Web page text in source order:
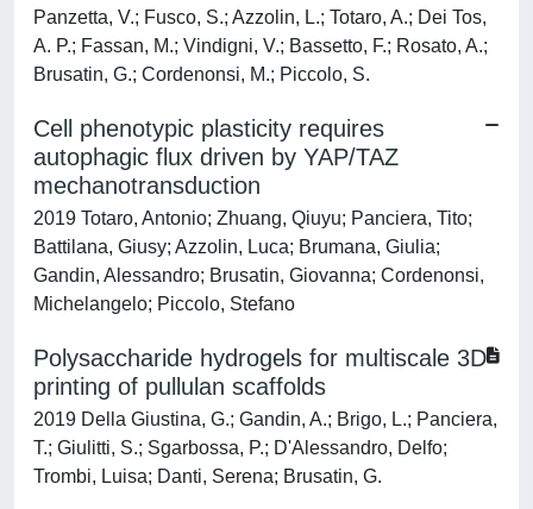
Panzetta, V.; Fusco, S.; Azzolin, L.; Totaro, A.; Dei Tos,
A. P.; Fassan, M.; Vindigni, V.; Bassetto, F.; Rosato, A.;
Brusatin, G.; Cordenonsi, M.; Piccolo, S.
Cell phenotypic plasticity requires
autophagic flux driven by YAP/TAZ
mechanotransduction
2019 Totaro, Antonio; Zhuang, Qiuyu; Panciera, Tito;
Battilana, Giusy; Azzolin, Luca; Brumana, Giulia;
Gandin, Alessandro; Brusatin, Giovanna; Cordenonsi,
Michelangelo; Piccolo, Stefano
Polysaccharide hydrogels for multiscale 3D
printing of pullulan scaffolds
2019 Della Giustina, G.; Gandin, A.; Brigo, L.; Panciera,
T.; Giulitti, S.; Sgarbossa, P.; D'Alessandro, Delfo;
Trombi, Luisa; Danti, Serena; Brusatin, G.